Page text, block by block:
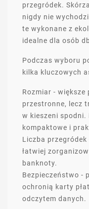
przegródek.
nigdy nie
te wykonane z
idealne dla osób
Podczas wyboru
kilka kluczowych
Rozmiar -
przestronne, lecz
w kieszeni spodni.
kompaktowe i
Liczba
łatwiej
banknoty.
Bezpieczeństwo -
ochronią karty
odczytem danych.